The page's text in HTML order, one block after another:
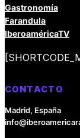
Gastronomía
Farandula
IberoaméricaTV
CONTACTO
Madrid, España